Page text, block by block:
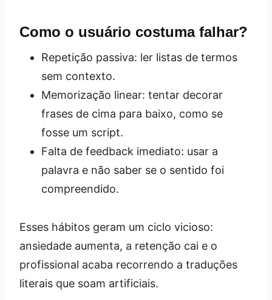
Como o usuário costuma falhar?
Repetição passiva: ler listas de termos
sem contexto.
Memorização linear: tentar decorar
frases de cima para baixo, como se
fosse um script.
Falta de feedback imediato: usar a
palavra e não saber se o sentido foi
compreendido.
Esses hábitos geram um ciclo vicioso:
ansiedade aumenta, a retenção cai e o
profissional acaba recorrendo a traduções
literais que soam artificiais.